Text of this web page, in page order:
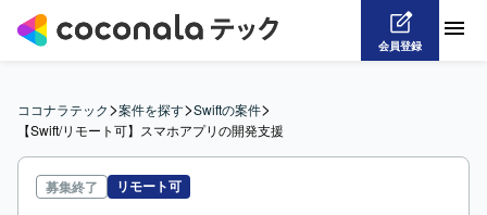
会員登録
ココナラテック>案件を探す>Swiftの案件>
【Swift/リモート可】スマホアプリの開発支援
募集終了 リモート可